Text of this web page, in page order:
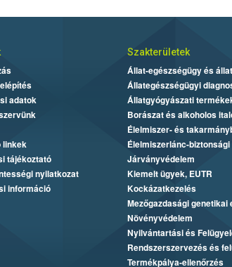
adatok
linkek
tájékoztató
nyilatkozat
információ
Szakterületek
Állat-egészségügy és
Állategészségügyi
Állatgyógyászati
Borászat és alkoholos
Élelmiszer- és
Élelmiszerlánc-
Járványvédelem
Kiemelt ügyek, EUTR
Kockázatkezelés
Mezőgazdasági
Növényvédelem
Nyilvántartási és
Rendszerszervezés és
Termékpálya-ellenőrzés